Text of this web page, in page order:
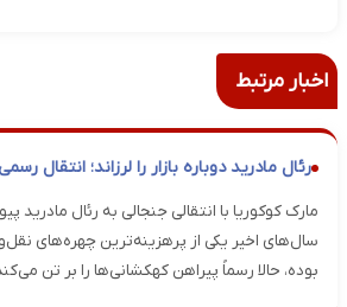
اخبار مرتبط
رئال مادرید دوباره بازار را لرزاند؛ انتقال
مارک کوکوریا با انتقالی جنجالی به رئال مادرید
سال‌های اخیر یکی از پرهزینه‌ترین چهره‌های
بوده، حالا رسماً پیراهن کهکشانی‌ها را بر تن